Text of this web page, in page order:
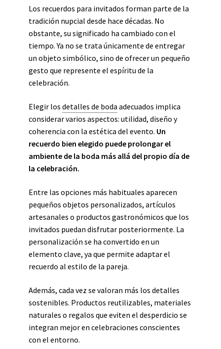
Los recuerdos para invitados forman parte de la
tradición nupcial desde hace décadas. No
obstante, su significado ha cambiado con el
tiempo. Ya no se trata únicamente de entregar
un objeto simbólico, sino de ofrecer un pequeño
gesto que represente el espíritu de la
celebración.
Elegir los detalles de boda adecuados implica
considerar varios aspectos: utilidad, diseño y
coherencia con la estética del evento. Un
recuerdo bien elegido puede prolongar el
ambiente de la boda más allá del propio día de
la celebración.
Entre las opciones más habituales aparecen
pequeños objetos personalizados, artículos
artesanales o productos gastronómicos que los
invitados puedan disfrutar posteriormente. La
personalización se ha convertido en un
elemento clave, ya que permite adaptar el
recuerdo al estilo de la pareja.
Además, cada vez se valoran más los detalles
sostenibles. Productos reutilizables, materiales
naturales o regalos que eviten el desperdicio se
integran mejor en celebraciones conscientes
con el entorno.